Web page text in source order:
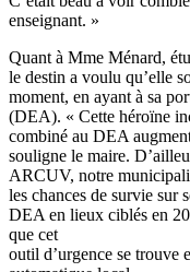
enseignant. »
Quant à Mme Ménard,
le destin a voulu qu’elle
moment, en ayant à sa
(DEA). « Cette héroïne
combiné au DEA
souligne le maire.
ARCUV, notre
les chances de survie sur
DEA en lieux ciblés en
que cet
outil d’urgence se trouve